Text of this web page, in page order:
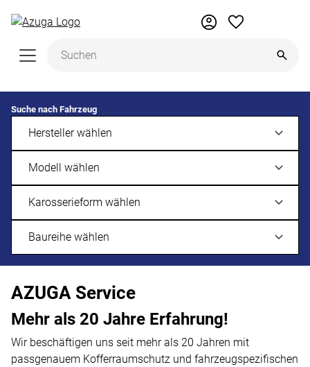
Suche nach Fahrzeug
AZUGA Service
Mehr als 20 Jahre Erfahrung!
Wir beschäftigen uns seit mehr als 20 Jahren mit
passgenauem Kofferraumschutz und fahrzeugspezifischen